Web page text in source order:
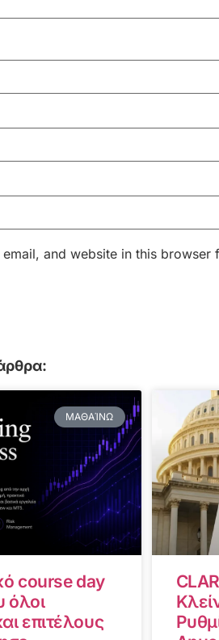
email, and website in this browser
ΜΑΘΑΊΝΩ
course day
όλοι
επιτέλους